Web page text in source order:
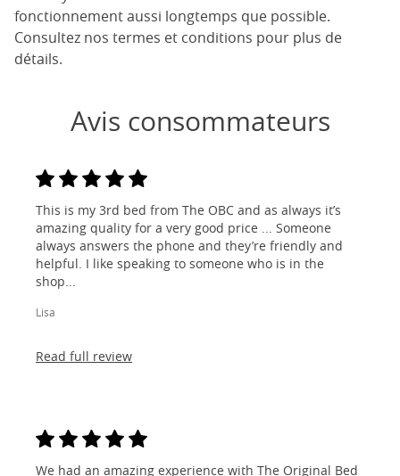
fonctionnement aussi longtemps que possible.
Consultez nos termes et conditions pour plus de
détails.
Avis consommateurs
This is my 3rd bed from The OBC and as always it’s
amazing quality for a very good price ... Someone
always answers the phone and they’re friendly and
helpful. I like speaking to someone who is in the
shop...
Lisa
Read full review
We had an amazing experience with The Original Bed